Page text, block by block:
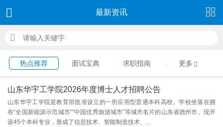
最新资讯
热点推荐 面试宝典 求职指南 更多
山东华宇工学院2026年度博士人才招聘公告
山东华宇工学院是教育部批准设立的一所应用型普通本科高校。学校坐落在拥
有“全国新能源示范城市”“中国优秀旅游城市”等城市名片的山东省德州市。现开
设45个本科专业，形成了信息技术、智能制造技术、...